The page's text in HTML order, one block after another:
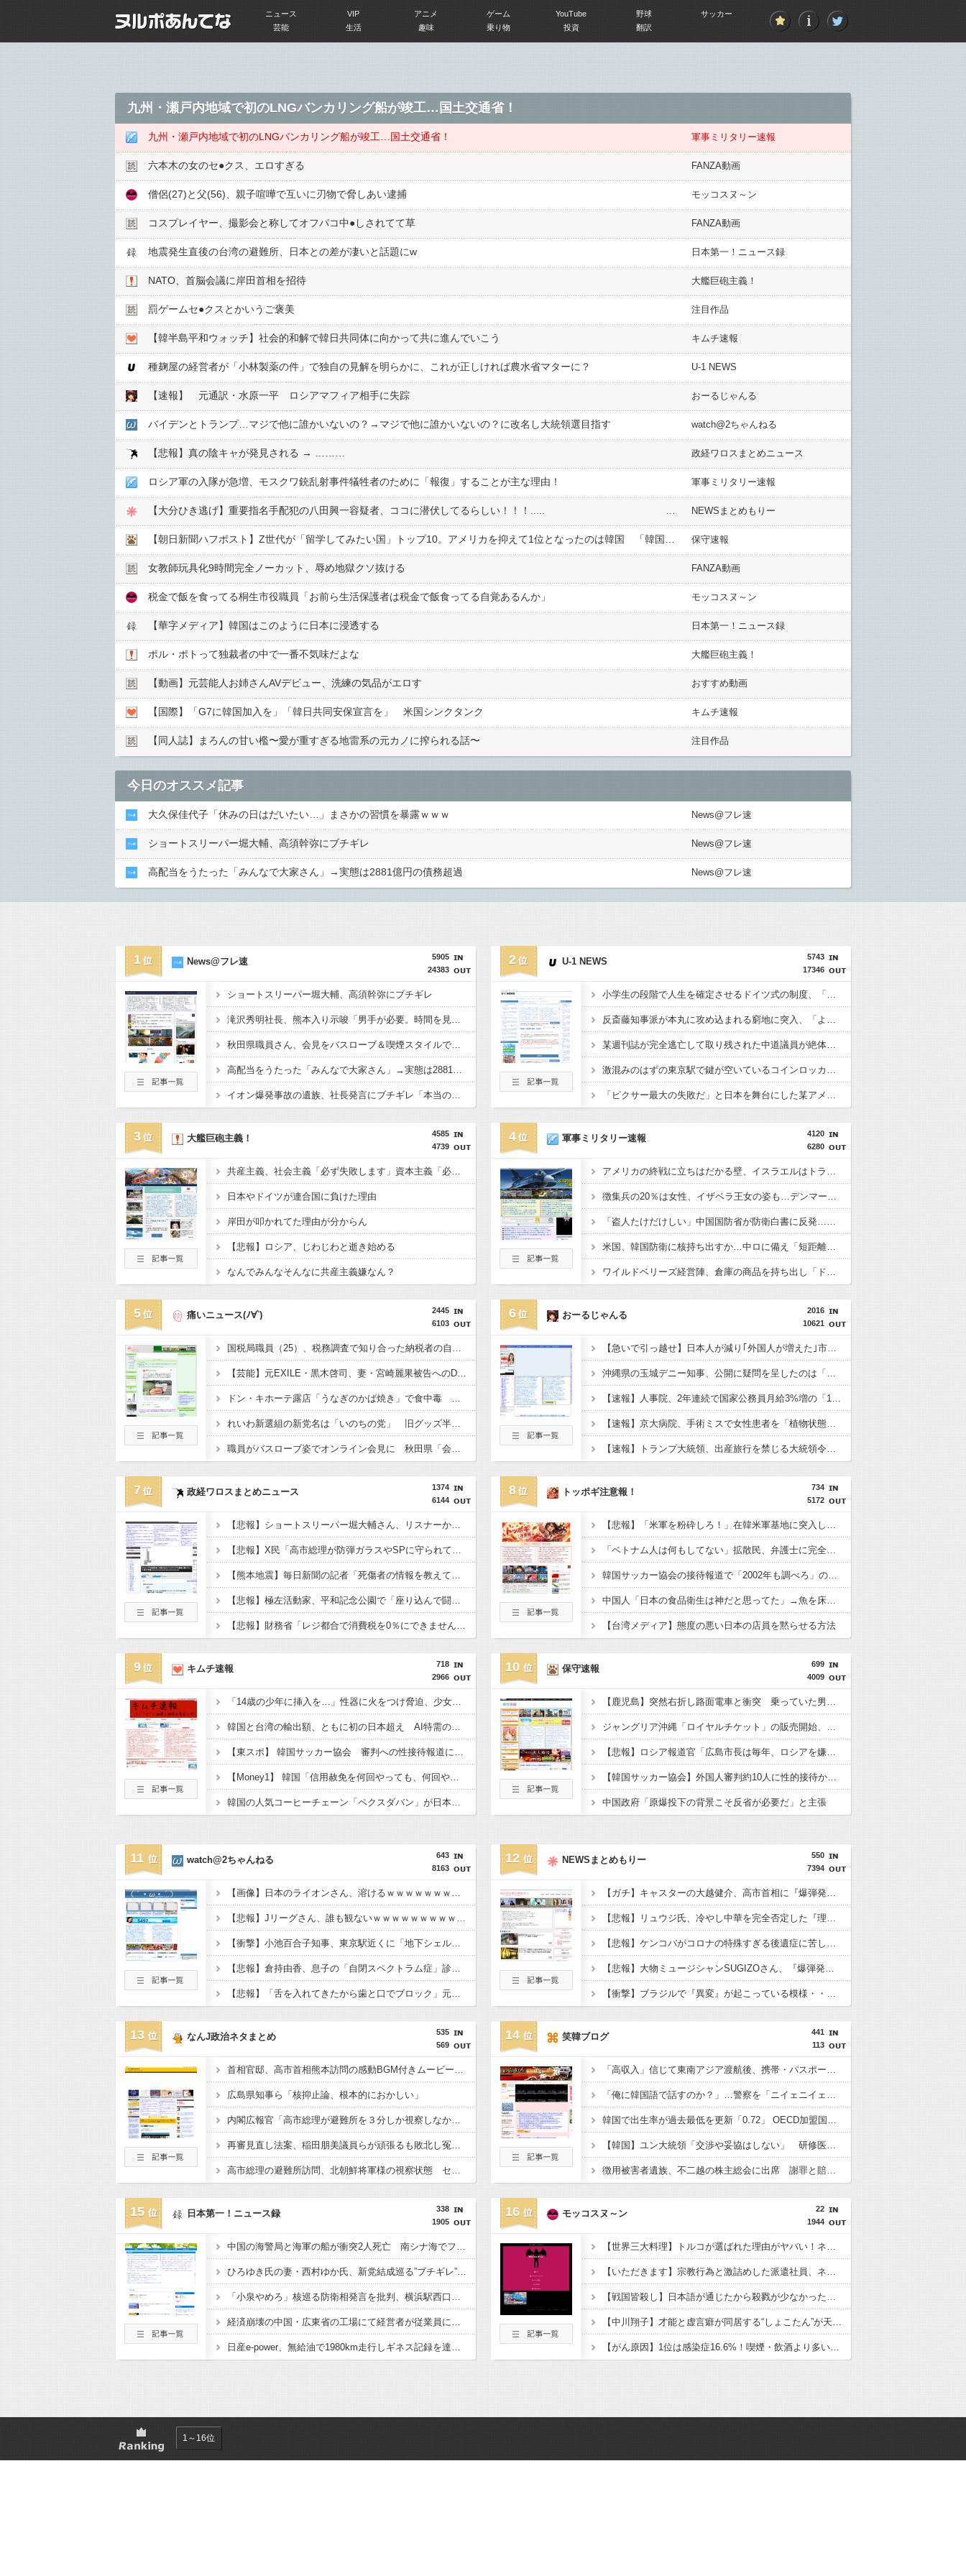
ニュース VIP アニメ ゲーム YouTube 野球
サッカー
芸能
生活 趣味 乗り物 投資 翻訳
九州・瀬戸内地域で初のLNGバンカリング船が竣工…国土交通省！
九州・瀬戸内地域で初のLNGバンカリング船が竣工…国土交通省！ 軍事ミリタリー速報
六本木の女のセ●︎クス、エロすぎる FANZA動画
僧侶(27)と父(56)、親子喧嘩で互いに刃物で脅しあい逮捕 モッコスヌ～ン
コスプレイヤー、撮影会と称してオフパコ中●︎しされてて草 FANZA動画
地震発生直後の台湾の避難所、日本との差が凄いと話題にw 日本第一！ニュース録
NATO、首脳会議に岸田首相を招待 大艦巨砲主義！
罰ゲームセ●︎クスとかいうご褒美 注目作品
【韓半島平和ウォッチ】社会的和解で韓日共同体に向かって共に進んでいこう キムチ速報
種麹屋の経営者が「小林製薬の件」で独自の見解を明らかに、これが正しければ農水省マターに？ U-1 NEWS
【速報】 元通訳・水原一平 ロシアマフィア相手に失踪 おーるじゃんる
バイデンとトランプ…マジで他に誰かいないの？→マジで他に誰かいないの？に改名し大統領選目指す watch@2ちゃんねる
【悲報】真の陰キャが発見される → ……… 政経ワロスまとめニュース
ロシア軍の入隊が急増、モスクワ銃乱射事件犠牲者のために「報復」することが主な理由！ 軍事ミリタリー速報
NEWSまとめもりー
保守速報
女教師玩具化9時間完全ノーカット、辱め地獄クソ抜ける FANZA動画
税金で飯を食ってる桐生市役職員「お前ら生活保護者は税金で飯食ってる自覚あるんか」 モッコスヌ～ン
【華字メディア】韓国はこのように日本に浸透する 日本第一！ニュース録
ポル・ポトって独裁者の中で一番不気味だよな 大艦巨砲主義！
【動画】元芸能人お姉さんAVデビュー、洗練の気品がエロす おすすめ動画
【国際】「G7に韓国加入を」「韓日共同安保宣言を」 米国シンクタンク キムチ速報
【同人誌】まろんの甘い檻〜愛が重すぎる地雷系の元カノに搾られる話〜 注目作品
今日のオススメ記事
大久保佳代子「休みの日はだいたい…」まさかの習慣を暴露ｗｗｗ News@フレ速
ショートスリーパー堀大輔、高須幹弥にブチギレ News@フレ速
高配当をうたった「みんなで大家さん」→実態は2881億円の債務超過 News@フレ速
1
5905
24383
News@フレ速
ショートスリーパー堀大輔、高須幹弥にブチギレ
滝沢秀明社長、熊本入り示唆「男手が必要。時間を見つけて行きたい」
秋田県職員さん、会見をバスローブ＆喫煙スタイルで対応してしまい大炎上ｗ
高配当をうたった「みんなで大家さん」→実態は2881億円の債務超過
イオン爆発事故の遺族、社長発言にブチギレ「本当のことを話して」
2
5743
17346
U-1 NEWS
小学生の段階で人生を確定させるドイツ式の制度、「バカを振い落せるから合理的だ」と自惚れていた結果……
反斎藤知事派が本丸に攻め込まれる窮地に突入、「ようやく反撃のターンやね」と手際の良さに感心する人が続出中
某週刊誌が完全逃亡して取り残された中道議員が絶体絶命の窮地、「今度は宏池会に矛先を向けたか……」と節操の無さに呆れる人が続出
激混みのはずの東京駅で鍵が空いているコインロッカーが散見、「ラッキー」と思って中を確認してみると……
「ピクサー最大の失敗だ」と日本を舞台にした某アメリカ産アニメが話題に、日本と韓国の両方に失礼すぎるわ……
3
4585
4739
大艦巨砲主義！
共産主義、社会主義「必ず失敗します」資本主義「必ず少子化します」
日本やドイツが連合国に負けた理由
岸田が叩かれてた理由が分からん
【悲報】ロシア、じわじわと逝き始める
なんでみんなそんなに共産主義嫌なん？
4
4120
6280
軍事ミリタリー速報
アメリカの終戦に立ちはだかる壁、イスラエルはトランプ和平案に「同意せず」！
徴集兵の20％は女性、イザベラ王女の姿も…デンマークが新たな兵役制度開始！
「盗人たけだけしい」中国国防省が防衛白書に反発…日本の新型軍国主義と批判！
米国、韓国防衛に核持ち出すか…中ロに備え「短距離戦術核」を検討！
ワイルドベリーズ経営陣、倉庫の商品を持ち出し「ドローン攻撃で焼失した」として処理…ロシア当局が捜査！
5
2445
6103
痛いニュース(ﾉ∀`)
国税局職員（25）、税務調査で知り合った納税者の自宅に出入りしお小遣い1億5000万円頂戴するwww
【芸能】元EXILE・黒木啓司、妻・宮崎麗果被告へのDV事案で逮捕されていた 宮崎は全身打撲、頭部裂傷及び打撲、頸部損傷の怪我
ドン・キホーテ露店「うなぎのかば焼き」で食中毒 男女14人が発熱や腹痛など訴え…サルモネラ属の菌検出
れいわ新選組の新党名は「いのちの党」 旧グッズ半額で販売 どうなる秘書給与疑惑
職員がバスローブ姿でオンライン会見に 秋田県「会見の対応に問題があった」
6
2016
10621
おーるじゃんる
【急いで引っ越せ】日本人が減り｢外国人が増えた｣市区町村ランキングｷﾀ━━!
沖縄県の玉城デニー知事、公開に疑問を呈したのは「報道機関による公開ではなく、公開タイミングなどに対するものだった」とよくわからない説明
【速報】人事院、2年連続で国家公務員月給3%増の「1万5056円」引き上げ勧告 2年で6%超え
【速報】京大病院、手術ミスで女性患者を「植物状態」にしてしまう・・・
【速報】トランプ大統領、出産旅行を禁じる大統領令「米国籍取得を目的とした中国人らを排除する」
7
1374
6144
政経ワロスまとめニュース
【悲報】ショートスリーパー堀大輔さん、リスナーから「寝たほうがいい！」と言われてガチギレし炎上 → 高須幹也医師の医学的アドバイスに激昂 ｗｗｗｗｗｗｗｗｗ
【悲報】X民「高市総理が防弾ガラスやSPに守られてながら平和式典でスピーチして「広島から出て行け！と何度も叫ばれるような人！」 ← 突っ込み殺到 ………
【熊本地震】毎日新聞の記者「死傷者の情報を教えて！」 → 企業「個人情報は控えます！」 → 記「年代は？特定につながらないでしょ？教えてよ？教えてよ？」
【悲報】極左活動家、平和記念公園で「座り込んで闘う！」と意気込むも… → 警察に完全排除されてしまう ………
【悲報】財務省「レジ都合で消費税を0％にできません！」 → X民「指定ゴミ袋を買ってレシート見たら消費税はゼロになるんだけど？」ｗｗｗｗｗｗｗｗｗｗｗｗｗｗ
8
734
5172
トッポギ注意報！
【悲報】「米軍を粉砕しろ！」在韓米軍基地に突入した韓国学生、即逮捕
「ベトナム人は何もしてない」拡散民、弁護士に完全論破されるｗｗｗｗｗｗｗ
韓国サッカー協会の接待報道で「2002年も調べろ」の声続出ｗｗｗ
中国人「日本の食品衛生は神だと思ってた」→魚を床に落として洗って陳列するのを見て幻滅
【台湾メディア】態度の悪い日本の店員を黙らせる方法
9
718
2966
キムチ速報
「14歳の少年に挿入を…」性器に火をつけ脅迫、少女達はモップで…657人が死亡した韓国“最悪の人権侵害”のおぞましすぎる実態
韓国と台湾の輸出額、ともに初の日本超え AI特需の恩恵で差 26年上期
【東スポ】 韓国サッカー協会 審判への性接待報道にＳＮＳ紛糾「徹底追及」「２００２年はどうなの？」
【Money1】 韓国「信用赦免を何回やっても、何回やっても」⇒ 257万人赦免したのに60万人がまた延滞者に転落！
韓国の人気コーヒーチェーン「ペクスダバン」が日本初上陸！東京・新橋に1号店オープン
10
699
4009
保守速報
【鹿児島】突然右折し路面電車と衝突 乗っていた男女3人は車を放置しダッシュで逃走中
ジャングリア沖縄「ロイヤルチケット」の販売開始、大人29,700円にｗｗｗｗｗｗｗｗｗ
【悲報】ロシア報道官「広島市長は毎年、ロシアを嫌悪する『偽りの呪文』を繰り返し、日本人をゾンビ化させている」と主張
【韓国サッカー協会】外国人審判約10人に性的接待か 計1496回、約2億ウォン（約2200万円）
中国政府「原爆投下の背景こそ反省が必要だ」と主張
11
643
8163
watch@2ちゃんねる
【画像】日本のライオンさん、溶けるｗｗｗｗｗｗｗｗｗｗｗｗｗｗ
【悲報】Jリーグさん、誰も観ないｗｗｗｗｗｗｗｗｗｗｗｗｗｗｗｗｗ
【衝撃】小池百合子知事、東京駅近くに「地下シェルター」整備を正式表明ｗｗｗｗｗｗｗｗｗ
【悲報】倉持由香、息子の「自閉スペクトラム症」診断にショックで涙… 見逃していた乳幼児期のサインとは？
【悲報】「舌を入れてきたから歯と口でブロック」元ジャンポケ斉藤の不同意性交公判
12
550
7394
NEWSまとめもりー
【ガチ】キャスターの大越健介、高市首相に『爆弾発言』をしてしまう！！！！！
【悲報】リュウジ氏、冷やし中華を完全否定した『理由』、ガチでヤバイ・・・・・・
【悲報】ケンコバがコロナの特殊すぎる後遺症に苦しんでいる模様…お前らの周りにもこんな奴いる？
【悲報】大物ミュージシャンSUGIZOさん、『爆弾発言』キタァアアアアアーーーーーー！！
【衝撃】ブラジルで『異変』が起こっている模様・・・・・・
13
535
569
なんJ政治ネタまとめ
首相官邸、高市首相熊本訪問の感動BGM付きムービーを投稿「全部が全部ありがたかったです」
広島県知事ら「核抑止論、根本的におかしい」
内閣広報官「高市総理が避難所を３分しか視察しなかったなんてデマ！50分いたぞ????」 →しかし事実上の視察は数分で正解
再審見直し法案、稲田朋美議員らが頑張るも敗北し冤罪当事者が失望する内容に終わる
高市総理の避難所訪問、北朝鮮将軍様の視察状態 セッティグされた場所に登場し 「ここは快適で至れり尽くせり、日本人で良かった」と賛美を受ける しかし他の避難所では…
14
441
113
笑韓ブログ
「高収入」信じて東南アジア渡航後、携帯・パスポート奪われ監禁…韓国人の被害急増
「俺に韓国語で話すのか？」…警察を「ニイェニイェニイェ」とからかう韓国滞在外国人の投稿動画が物議
韓国で出生率が過去最低を更新「0.72」 OECD加盟国で唯一 1を下回る
【韓国】ユン大統領「交渉や妥協はしない」 研修医集団ボイコット受け
徴用被害者遺族、不二越の株主総会に出席 謝罪と賠償求める
15
338
1905
日本第一！ニュース録
中国の海警局と海軍の船が衝突2人死亡 南シナ海でフィリピン船を追跡中、公表までに1年
ひろゆき氏の妻・西村ゆか氏、新党結成巡る”ブチギレ”投稿を謝罪「配慮に欠けた行動でした」 夫婦で投稿
「小泉やめろ」核巡る防衛相発言を批判、横浜駅西口で市民ら #高市小泉麻生めちゃくちゃじゃんニュースdeプロテスト
経済崩壊の中国・広東省の工場にて経営者が従業員に半年以上給料未払いした挙句高飛び。工場は空っぽに
日産e-power、無給油で1980km走行しギネス記録を達成、無駄な発電や送電ロスなくEVよりエコを証明
16
22
1944
モッコスヌ～ン
【世界三大料理】トルコが選ばれた理由がヤバい！ネット民が激論した結果
【いただきます】宗教行為と激詰めした派遣社員、ネットで大炎上
【戦国皆殺し】日本語が通じたから殺戮が少なかった？歴史の真実
【中川翔子】才能と虚言癖が同居する“しょこたん”が天下を取れなかった理由
【がん原因】1位は感染症16.6%！喫煙・飲酒より多い衝撃の真実
1～16位